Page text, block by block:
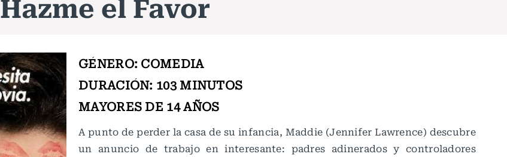
GÉNERO: COMEDIA
DURACIÓN: 103 MINUTOS
MAYORES DE 14 AÑOS
A punto de perder la casa de su infancia, Maddie (Jennifer Lawrence) descubre
un anuncio de trabajo en interesante: padres adinerados y controladores